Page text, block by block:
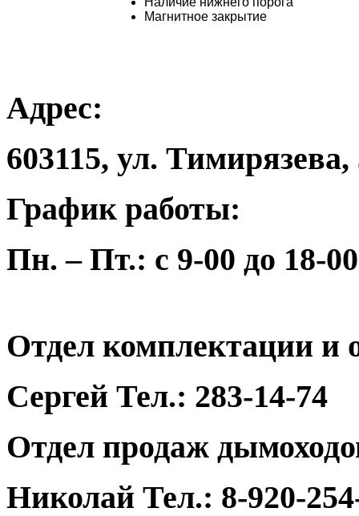
Магнитное закрытие
Адрес:
603115, ул. Тимирязева,
График работы:
Пн. – Пт.: с 9-00 до 18-00
Отдел комплектации и
Сергей Тел.: 283-14-74
Отдел продаж
Николай Тел.: 8-920-